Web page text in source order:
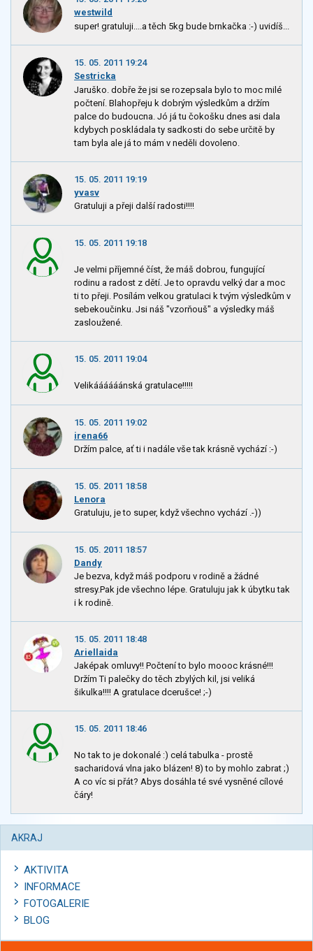
westwild
super! gratuluji....a těch 5kg bude brnkačka :-) uvidíš...
15. 05. 2011 19:24
Sestricka
Jaruško. dobře že jsi se rozepsala bylo to moc milé
počtení. Blahopřeju k dobrým výsledkům a držím
palce do budoucna. Jó já tu čokošku dnes asi dala
kdybych poskládala ty sadkosti do sebe určitě by
tam byla ale já to mám v neděli dovoleno.
15. 05. 2011 19:19
yvasv
Gratuluji a přeji další radosti!!!!
15. 05. 2011 19:18
Je velmi příjemné číst, že máš dobrou, fungující
rodinu a radost z dětí. Je to opravdu velký dar a moc
ti to přeji. Posílám velkou gratulaci k tvým výsledkům v
sebekoučinku. Jsi náš "vzorňouš" a výsledky máš
zasloužené.
15. 05. 2011 19:04
Velikáááááánská gratulace!!!!!
15. 05. 2011 19:02
irena66
Držím palce, ať ti i nadále vše tak krásně vychází :-)
15. 05. 2011 18:58
Lenora
Gratuluju, je to super, když všechno vychází .-))
15. 05. 2011 18:57
Dandy
Je bezva, když máš podporu v rodině a žádné
stresy.Pak jde všechno lépe. Gratuluju jak k úbytku tak
i k rodině.
15. 05. 2011 18:48
Ariellaida
Jaképak omluvy!! Počtení to bylo moooc krásné!!!
Držím Ti palečky do těch zbylých kil, jsi veliká
šikulka!!!! A gratulace dcerušce! ;-)
15. 05. 2011 18:46
No tak to je dokonalé :) celá tabulka - prostě
sacharidová vlna jako blázen! 8) to by mohlo zabrat ;)
A co víc si přát? Abys dosáhla té své vysněné cílové
čáry!
AKRAJ
AKTIVITA
INFORMACE
FOTOGALERIE
BLOG